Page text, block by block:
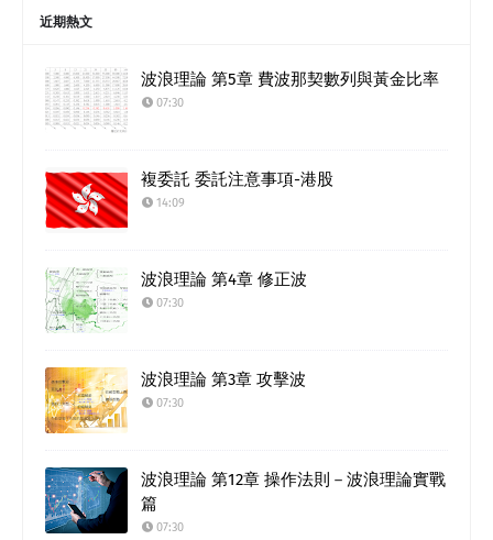
近期熱文
波浪理論 第5章 費波那契數列與黃金比率
07:30
複委託 委託注意事項-港股
14:09
波浪理論 第4章 修正波
07:30
波浪理論 第3章 攻擊波
07:30
波浪理論 第12章 操作法則－波浪理論實戰
篇
07:30